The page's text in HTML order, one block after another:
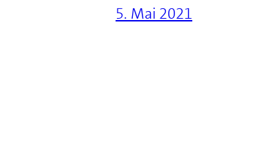
5. Mai 2021